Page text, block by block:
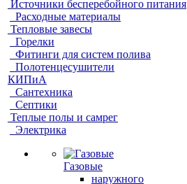
Источники бесперебойного питания
Расходные материалы
Тепловые завесы
Горелки
Фитинги для систем полива
Полотенцесушители
КИПиА
Сантехника
Септики
Теплые полы и самрег
Электрика
Газовые
наружного